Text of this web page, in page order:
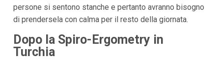
persone si sentono stanche e pertanto avranno bisogno
di prendersela con calma per il resto della giornata.
Dopo la Spiro-Ergometry in
Turchia